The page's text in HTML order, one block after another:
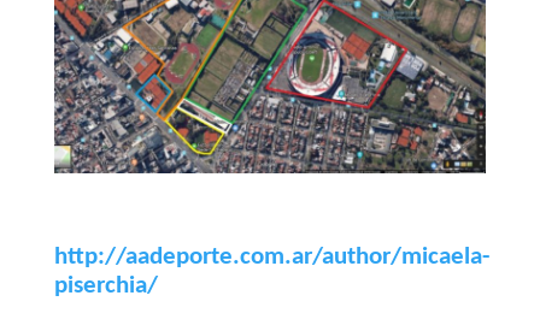
http://aadeporte.com.ar/author/micaela-
piserchia/